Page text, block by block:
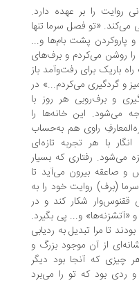
را بر عهده دارد.
«تو فصل سرما تنها
پشت بام‌ها و...
می‌کردم و برف‌های
برای رفت‌وآمد باز
می‌کردم...» در
هر روز با
این خانه‌ها را
راوی هم به‌حساب
هر تجربه تازه‌ای
رفتاری که بسیار
بیرون می‌آید تا
روایت خود را به
شکار کند و در
و... پی بگیرد.
تبدیل به رد‌یابی
آن موجود بزرگ و
که آنجا بود دیگر
که تو را می‌برد